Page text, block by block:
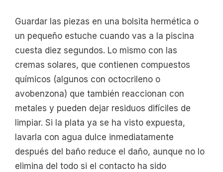
Guardar las piezas en una bolsita hermética o
un pequeño estuche cuando vas a la piscina
cuesta diez segundos. Lo mismo con las
cremas solares, que contienen compuestos
químicos (algunos con octocrileno o
avobenzona) que también reaccionan con
metales y pueden dejar residuos difíciles de
limpiar. Si la plata ya se ha visto expuesta,
lavarla con agua dulce inmediatamente
después del baño reduce el daño, aunque no lo
elimina del todo si el contacto ha sido